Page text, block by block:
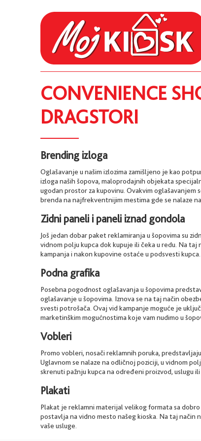
CONVENIENCE
DRAGSTORI
Brending izloga
Oglašavanje u našim izlozima zamišljeno je kao
izloga naših šopova, maloprodajnih objekata
ugodan prostor za kupovinu. Ovakvim
brenda na najfrekventnijim mestima gde se nalaze
Zidni paneli i paneli iznad gondola
Još jedan dobar paket reklamiranja u šopovima su
vidnom polju kupca dok kupuje ili čeka u redu. Na
kampanja i nakon kupovine ostaće u podsvesti kupca.
Podna grafika
Posebna pogodnost oglašavanja u šopovima
oglašavanje u šopovima. Iznova se na taj način
svesti potrošača. Ovaj vid kampanje moguće je
marketinškim mogućnostima koje vam nudimo u
Vobleri
Promo vobleri, nosači reklamnih poruka,
Uglavnom se nalaze na odličnoj poziciji, u vidnom
skrenuti pažnju kupca na određeni proizvod, uslugu
Plakati
Plakat je reklamni materijal velikog formata sa
postavlja na vidno mesto našeg kioska. Na taj način
vaše usluge.